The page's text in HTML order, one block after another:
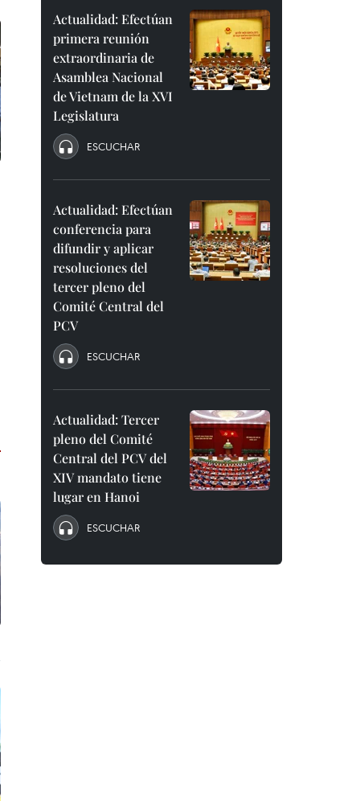
Actualidad: Efectúan
primera reunión
extraordinaria de
Asamblea Nacional
de Vietnam de la XVI
Legislatura
ESCUCHAR
Actualidad: Efectúan
conferencia para
difundir y aplicar
resoluciones del
tercer pleno del
Comité Central del
PCV
ESCUCHAR
Actualidad: Tercer
pleno del Comité
Central del PCV del
XIV mandato tiene
lugar en Hanoi
ESCUCHAR